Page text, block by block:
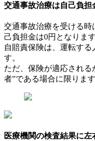
交通事故治療は自己負担
交通事故治療を受ける時
己負担金は0円となります
自賠責保険は、運転す
す。
ただ、保険が適応され
者”である場合に限りま
医療機関の検査結果に左